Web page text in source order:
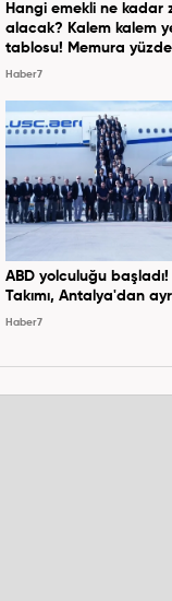
Hangi emekli ne kadar
alacak? Kalem kalem
tablosu! Memura
Haber7
ABD yolculuğu
Takımı, Antalya'dan
Haber7